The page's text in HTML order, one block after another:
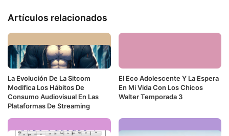
Artículos relacionados
La Evolución De La Sitcom
Modifica Los Hábitos De
Consumo Audiovisual En Las
Plataformas De Streaming
El Eco Adolescente Y La Espera
En Mi Vida Con Los Chicos
Walter Temporada 3